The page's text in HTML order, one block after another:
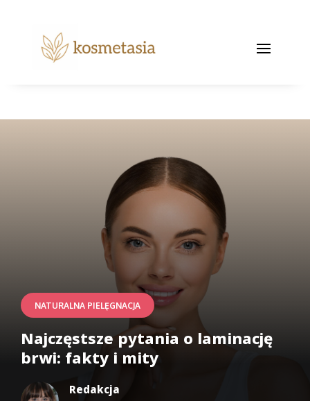
NATURALNA PIELĘGNACJA
Najczęstsze pytania o laminację
brwi: fakty i mity
Redakcja